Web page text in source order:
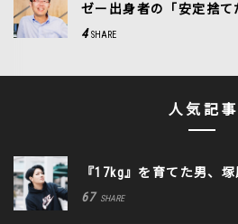
ゼー出身者の「安定捨て
4 SHARE
人気記事
『17kg』を育てた男、
67 SHARE